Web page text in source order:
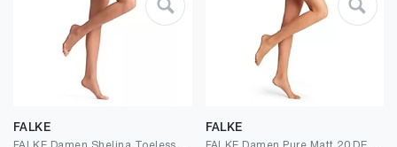
FALKE
FALKE